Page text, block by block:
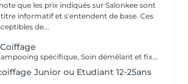
que les prix indiqués sur Salonkee sont
informatif et s'entendent de base. Ces
de...
Diagnostique, Shampooing spécifique, Soin démêlant et fixation inclus. Veuillez prendre note que les prix indiqués sur Salonkee sont communiqués à titre informatif et s'entendent de base. Ces derniers sont susceptibles de varier selon le diagnostic réalisé à votre arrivée au salon et l'expertise du professionnel à qui vous confiez votre beauté. Dans tous les cas, un devis précis vous sera proposé et toutes réalisations de prestations seront effectuées avec votre accord.
Junior ou Etudiant 12-25ans